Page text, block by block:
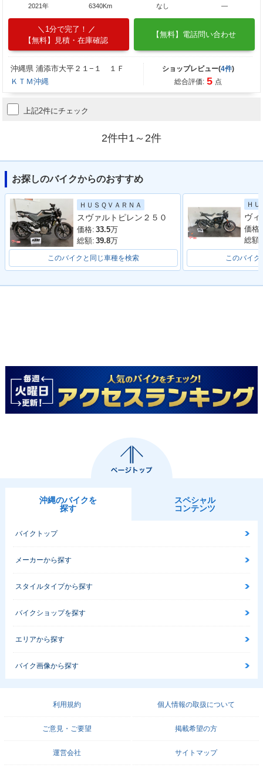
2021年
6340Km
なし
―
1分で完了！
【無料】見積・在庫確認
【無料】電話問い合わせ
沖縄県 浦添市大平２１−１ １Ｆ
ＫＴＭ沖縄
ショップレビュー(4件)
総合評価: 5 点
上記2件にチェック
2件中1～2件
お探しのバイクからのおすすめ
ＨＵＳＱＶＡＲＮＡ
スヴァルトピレン２５０
価格: 33.5万
総額: 39.8万
このバイクと同じ車種を検索
Ｈ
価格:
総額:
このバイク
沖縄のバイクを
探す
スペシャル
コンテンツ
バイクトップ
メーカーから探す
スタイルタイプから探す
バイクショップを探す
エリアから探す
バイク画像から探す
利用規約 個人情報の取扱について
ご意見・ご要望 掲載希望の方
運営会社 サイトマップ